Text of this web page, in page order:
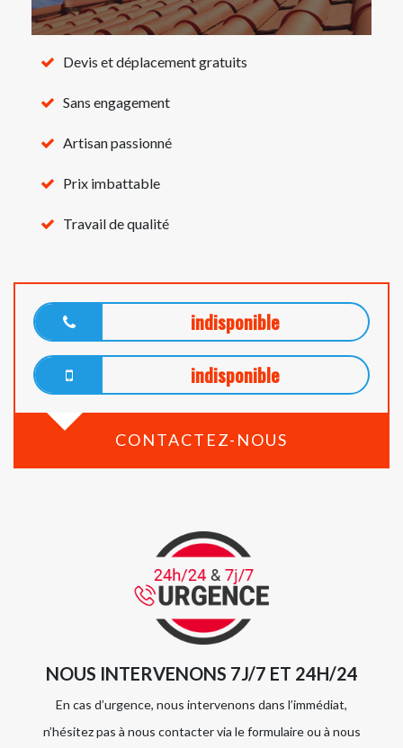
Devis et déplacement gratuits
Sans engagement
Artisan passionné
Prix imbattable
Travail de qualité
indisponible
indisponible
CONTACTEZ-NOUS
NOUS INTERVENONS 7J/7 ET 24H/24
En cas d’urgence, nous intervenons dans l’immédiat,
n’hésitez pas à nous contacter via le formulaire ou à nous